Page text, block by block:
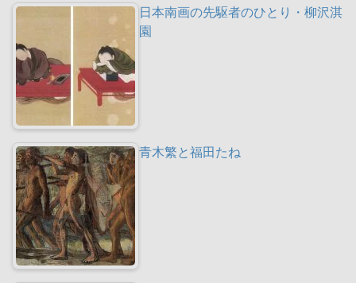
日本南画の先駆者のひとり・柳沢淇
園
青木繁と福田たね